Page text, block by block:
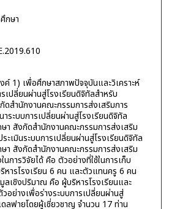
กษา
ค์ 1) เพื่อศึกษาสภาพปัจจุบันและวิเคราะห์
ปลี่ยนผ่านสู่โรงเรียนดิจิทัลสำหรับ
ดสำนักงานคณะกรรมการส่งเสริมการ
ะบบการเปลี่ยนผ่านสู่โรงเรียนดิจิทัล
า สังกัดสำนักงานคณะกรรมการส่งเสริม
ะเมินระบบการเปลี่ยนผ่านสู่โรงเรียนดิจิทัล
า สังกัดสำนักงานคณะกรรมการส่งเสริม
การวิจัยได้ คือ ตัวอย่างที่ใช้ในการเก็บ
ารโรงเรียน 6 คน และตัวแทนครู 6 คน
ลเชิงปริมาณ คือ ผู้บริหารโรงเรียนและ
ย่างเพื่อร่างระบบการเปลี่ยนผ่านสู่
ดลฟายโดยผู้เชี่ยวชาญ จำนวน 17 ท่าน